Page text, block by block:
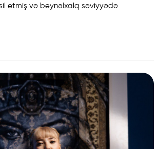
etmiş və beynəlxalq səviyyədə